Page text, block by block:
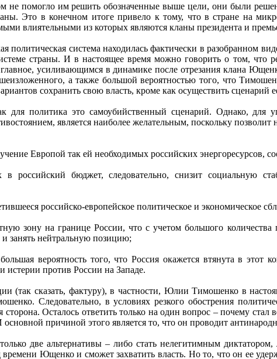
не помогло им решить обозначенные выше цели, они были
Это в конечном итоге привело к тому, что в стране на
влиятельными из которых являются кланы президента и
политическая система находилась фактически в разобранном
страны. И в настоящее время можно говорить о том, что
усиливающимся в динамике после отрезания клана
а также большой вероятностью того, что
сохранить свою власть, кроме как осуществить
политика это самоубийственный сценарий. Однако, для
является наиболее желательным, поскольку
Европой так ей необходимых российских энергоресурсов,
в российский бюджет, следовательно, снизит социальную
российско-европейское политическое и экономическое
зону на границе России, что с учетом большого
занять нейтральную позицию;
большая вероятность того, что Россия окажется втянута в
истерии против России на Западе.
(так сказать, фактуру), в частности, Юлии Тимошенко в
Следовательно, в условиях резкого обострения
сторона. Осталось ответить только на один вопрос – почему
причиной этого является то, что он проводит
две альтернативы – либо стать нелегитимным
Ющенко и сможет захватить власть. Но то, что он ее